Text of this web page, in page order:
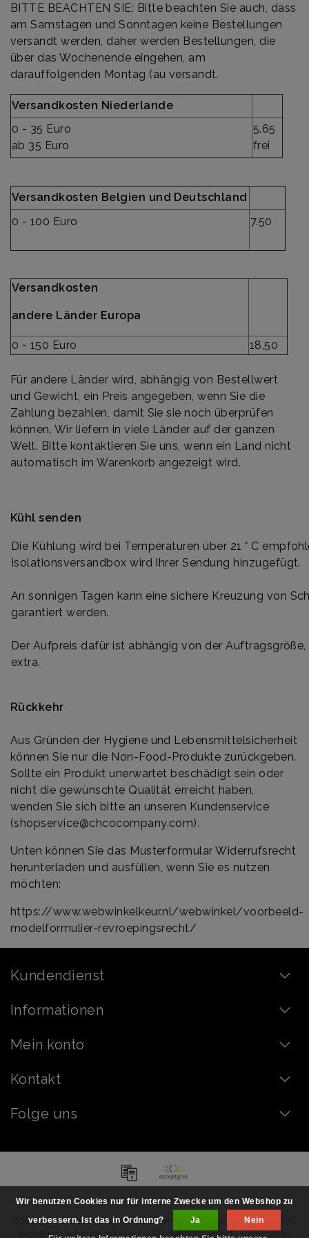
BITTE BEACHTEN SIE: Bitte beachten Sie auch, dass
am Samstagen und Sonntagen keine Bestellungen
versandt werden, daher werden Bestellungen, die
über das Wochenende eingehen, am
darauffolgenden Montag (au versandt.
Versandkosten Niederlande
0 - 35 Euro
ab 35 Euro
5.65
frei
Versandkosten Belgien und Deutschland
0 - 100 Euro
7.50
Versandkosten
andere Länder Europa
0 - 150 Euro 18,50
Für andere Länder wird, abhängig von Bestellwert
und Gewicht, ein Preis angegeben, wenn Sie die
Zahlung bezahlen, damit Sie sie noch überprüfen
können. Wir liefern in viele Länder auf der ganzen
Welt. Bitte kontaktieren Sie uns, wenn ein Land nicht
automatisch im Warenkorb angezeigt wird.
Kühl senden
Die Kühlung wird bei Temperaturen über 21 ° C
Isolationsversandbox wird Ihrer Sendung hinzugefügt.
An sonnigen Tagen kann eine sichere Kreuzung von
garantiert werden.
Der Aufpreis dafür ist abhängig von der
extra.
Rückkehr
Aus Gründen der Hygiene und Lebensmittelsicherheit
können Sie nur die Non-Food-Produkte zurückgeben.
Sollte ein Produkt unerwartet beschädigt sein oder
nicht die gewünschte Qualität erreicht haben,
wenden Sie sich bitte an unseren Kundenservice
(shopservice@chcocompany.com).
Unten können Sie das Musterformular Widerrufsrecht
herunterladen und ausfüllen, wenn Sie es nutzen
möchten:
https://www.webwinkelkeur.nl/webwinkel/voorbeeld-
modelformulier-revroepingsrecht/
Kundendienst
Informationen
Mein konto
Kontakt
Folge uns
Copyright © 2026 - Handgemachte Schokolade, Pralinen online
bestellen, zuhause geliefert. - All rights reserved - Realization
Wir benutzen Cookies nur für interne Zwecke um den Webshop zu
verbessern. Ist das in Ordnung?
Ja
Nein